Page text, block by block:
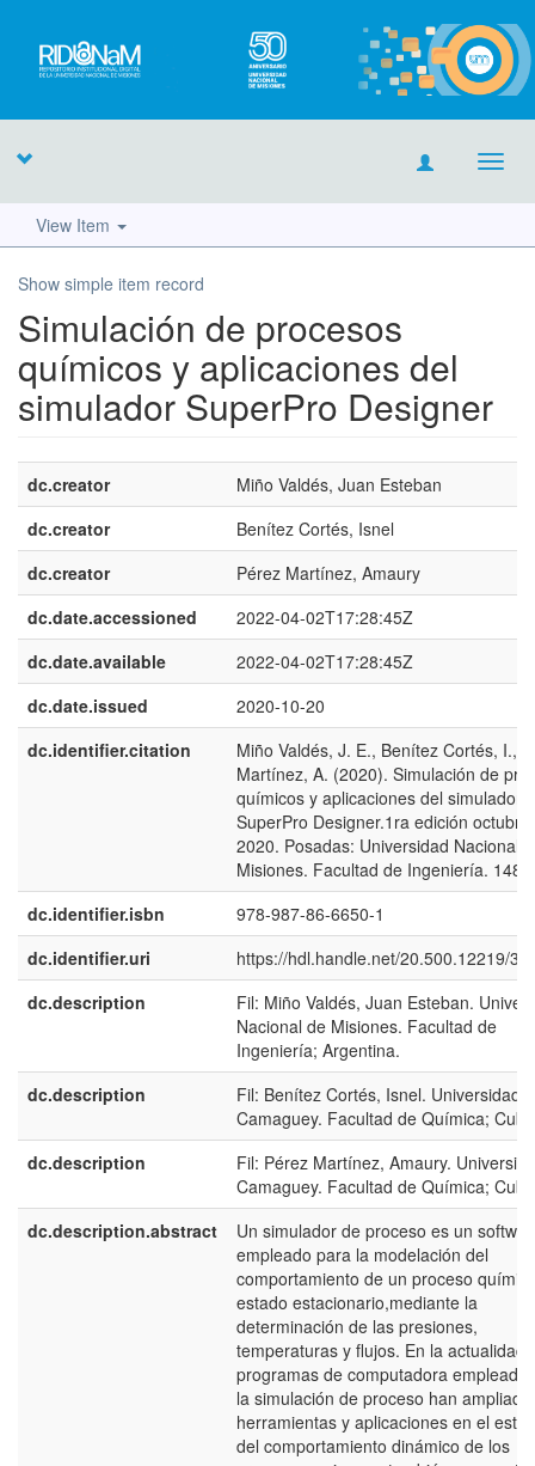
View Item
Show simple item record
Simulación de procesos
químicos y aplicaciones del
simulador SuperPro Designer
dc.creator
Miño Valdés, Juan Esteban
dc.creator
Benítez Cortés, Isnel
dc.creator
Pérez Martínez, Amaury
dc.date.accessioned
2022-04-02T17:28:45Z
dc.date.available
2022-04-02T17:28:45Z
dc.date.issued
2020-10-20
dc.identifier.citation
Miño Valdés, J. E., Benítez Cortés, I.,
Martínez, A. (2020). Simulación de
químicos y aplicaciones del simulador
SuperPro Designer.1ra edición octubre
2020. Posadas: Universidad Nacional
Misiones. Facultad de Ingeniería. 148
dc.identifier.isbn
978-987-86-6650-1
dc.identifier.uri
https://hdl.handle.net/20.500.12219/
dc.description
Fil: Miño Valdés, Juan Esteban.
Nacional de Misiones. Facultad de
Ingeniería; Argentina.
dc.description
Fil: Benítez Cortés, Isnel. Universidad
Camaguey. Facultad de Química;
dc.description
Fil: Pérez Martínez, Amaury.
Camaguey. Facultad de Química;
dc.description.abstract
Un simulador de proceso es un
empleado para la modelación del
comportamiento de un proceso
estado estacionario,mediante la
determinación de las presiones,
temperaturas y flujos. En la actualidad,
programas de computadora
la simulación de proceso han
herramientas y aplicaciones en el
del comportamiento dinámico de los